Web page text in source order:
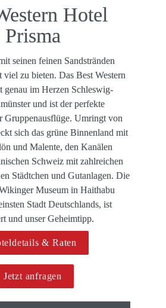
Hotel
Prisma
seinen feinen Sandstränden
viel zu bieten. Das Best Western
genau im Herzen Schleswig-
und ist der perfekte
Gruppenausflüge. Umringt von
sich das grüne Binnenland mit
und Malente, den Kanälen
Schweiz mit zahlreichen
Städtchen und Gutanlagen. Die
Museum in Haithabu
Stadt Deutschlands, ist
und unser Geheimtipp.
& Raten
Jetzt anfragen